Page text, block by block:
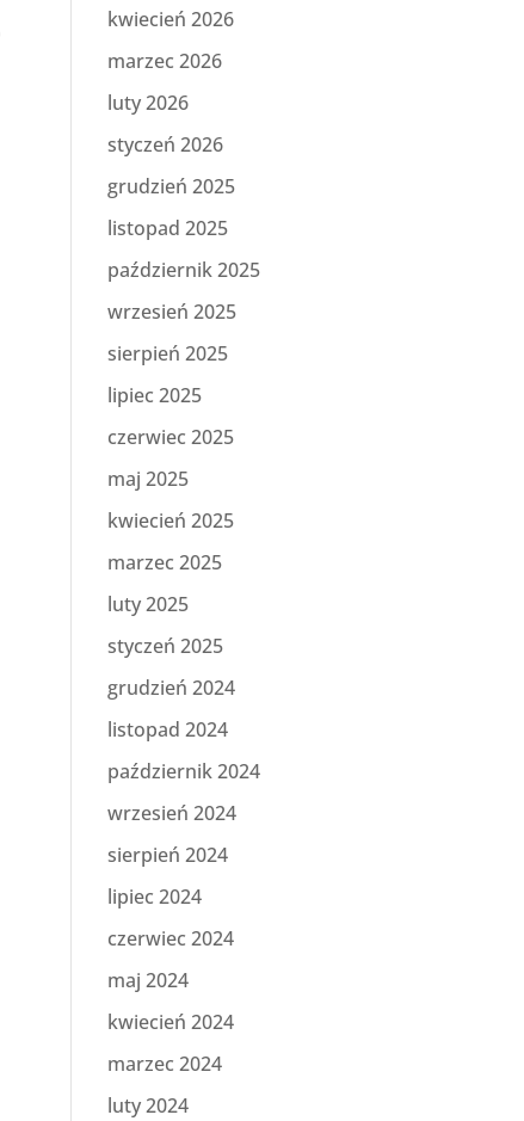
kwiecień 2026
marzec 2026
luty 2026
styczeń 2026
grudzień 2025
listopad 2025
październik 2025
wrzesień 2025
sierpień 2025
lipiec 2025
czerwiec 2025
maj 2025
kwiecień 2025
marzec 2025
luty 2025
styczeń 2025
grudzień 2024
listopad 2024
październik 2024
wrzesień 2024
sierpień 2024
lipiec 2024
czerwiec 2024
maj 2024
kwiecień 2024
marzec 2024
luty 2024